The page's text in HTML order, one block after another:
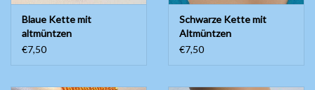
Blaue Kette mit
altmüntzen
€7,50
Schwarze Kette mit
Altmüntzen
€7,50